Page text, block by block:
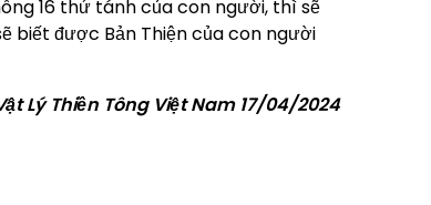
16 thứ tánh của con người, thì sẽ
biết được Bản Thiện của con người
Lý Thiền Tông Việt Nam 17/04/2024